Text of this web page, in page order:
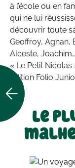
à l’école ou en
qui ne lui
découvrir toute
Geoffroy, Agnan,
Alceste, Joachim…
« Le Petit
édition Folio
Le